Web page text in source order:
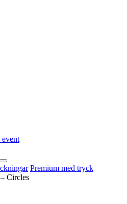
Premium med tryck
Circles